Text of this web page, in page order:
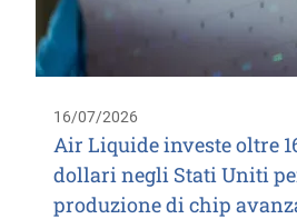
16/07/2026
Air Liquide investe oltre
dollari negli Stati Uniti
produzione di chip